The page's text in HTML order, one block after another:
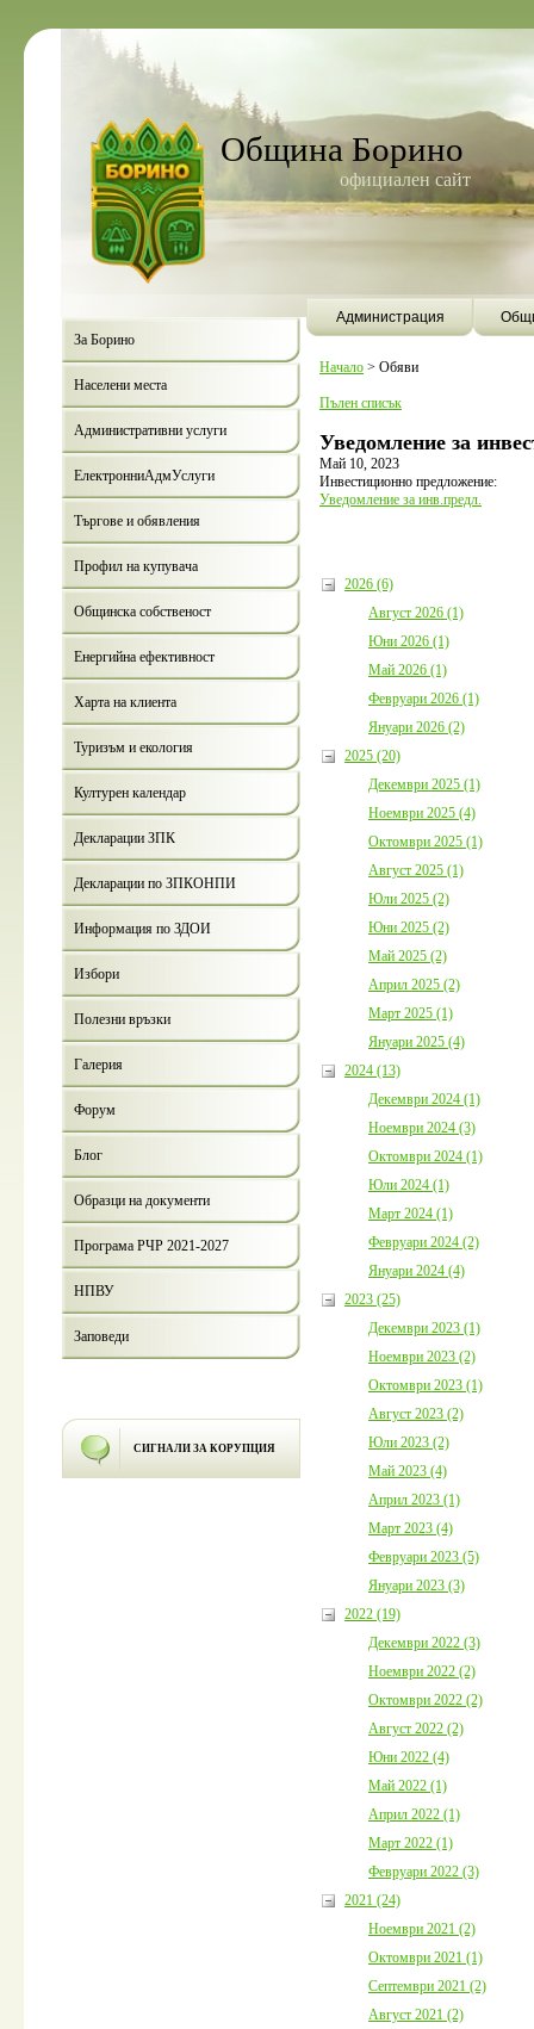
Община Борино
официален сайт
Администрация
За Борино
Населени места
Административни услуги
ЕлектронниАдмУслуги
Търгове и обявления
Профил на купувача
Общинска собственост
Енергийна ефективност
Харта на клиента
Туризъм и екология
Културен календар
Декларации ЗПК
Декларации по ЗПКОНПИ
Информация по ЗДОИ
Избори
Полезни връзки
Галерия
Форум
Блог
Образци на документи
Програма РЧР 2021-2027
НПВУ
Заповеди
СИГНАЛИ ЗА КОРУПЦИЯ
Начало > Обяви
Пълен списък
Уведомление за
Май 10, 2023
Инвестиционно предложение:
Уведомление за инв.предл.
2026 (6)
Август 2026 (1)
Юни 2026 (1)
Май 2026 (1)
Февруари 2026 (1)
Януари 2026 (2)
2025 (20)
Декември 2025 (1)
Ноември 2025 (4)
Октомври 2025 (1)
Август 2025 (1)
Юли 2025 (2)
Юни 2025 (2)
Май 2025 (2)
Април 2025 (2)
Март 2025 (1)
Януари 2025 (4)
2024 (13)
Декември 2024 (1)
Ноември 2024 (3)
Октомври 2024 (1)
Юли 2024 (1)
Март 2024 (1)
Февруари 2024 (2)
Януари 2024 (4)
2023 (25)
Декември 2023 (1)
Ноември 2023 (2)
Октомври 2023 (1)
Август 2023 (2)
Юли 2023 (2)
Май 2023 (4)
Април 2023 (1)
Март 2023 (4)
Февруари 2023 (5)
Януари 2023 (3)
2022 (19)
Декември 2022 (3)
Ноември 2022 (2)
Октомври 2022 (2)
Август 2022 (2)
Юни 2022 (4)
Май 2022 (1)
Април 2022 (1)
Март 2022 (1)
Февруари 2022 (3)
2021 (24)
Ноември 2021 (2)
Октомври 2021 (1)
Септември 2021 (2)
Август 2021 (2)